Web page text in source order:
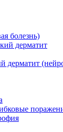
болезнь)
дерматит
дерматит